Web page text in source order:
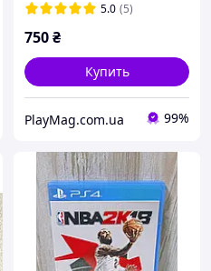
5.0 (5)
750₴
Купить
PlayMag.com.ua 99%